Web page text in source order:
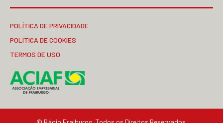
POLÍTICA DE PRIVACIDADE
POLÍTICA DE COOKIES
TERMOS DE USO